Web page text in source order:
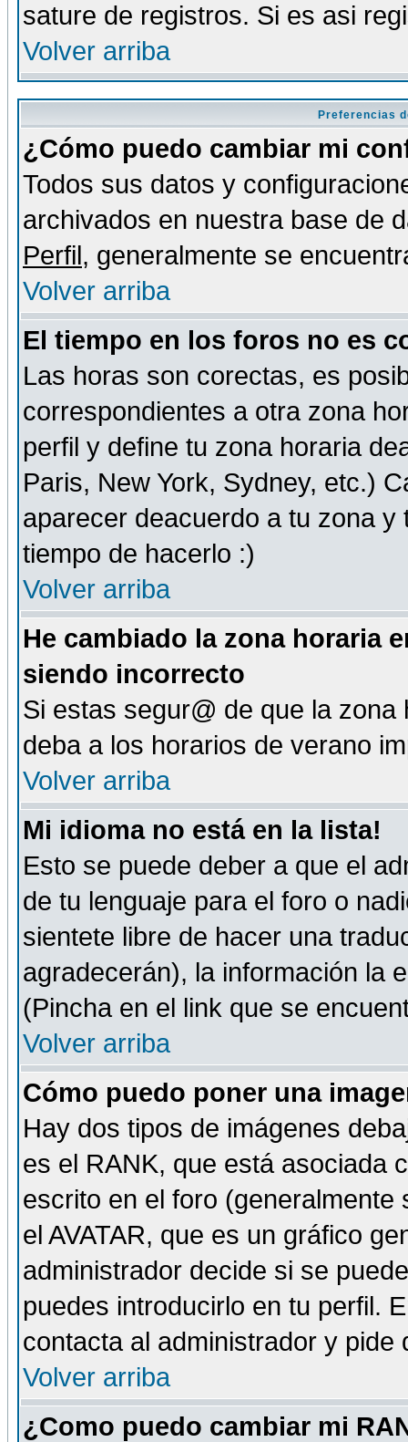
sature de registros. Si es asi
Volver arriba
Preferencias
¿Cómo puedo cambiar mi
Todos sus datos y
archivados en nuestra base de
Perfil, generalmente se
Volver arriba
El tiempo en los foros no es
Las horas son corectas, es
correspondientes a otra zona
perfil y define tu zona horaria
Paris, New York, Sydney, etc.)
aparecer deacuerdo a tu zona
tiempo de hacerlo :)
Volver arriba
He cambiado la zona horaria
siendo incorrecto
Si estas segur@ de que la
deba a los horarios de verano
Volver arriba
Mi idioma no está en la lista!
Esto se puede deber a que el
de tu lenguaje para el foro o
sientete libre de hacer una
agradecerán), la información la
(Pincha en el link que se
Volver arriba
Cómo puedo poner una
Hay dos tipos de imágenes
es el RANK, que está asociada
escrito en el foro
el AVATAR, que es un gráfico
administrador decide si se
puedes introducirlo en tu perfil.
contacta al administrador y
Volver arriba
¿Como puedo cambiar mi